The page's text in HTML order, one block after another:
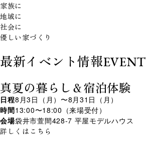
家族に
地域に
社会に
優しい家づくり
最新イベント情報EVENT
真夏の暮らし＆宿泊体験
日程8月3日（月）〜8月31日（月）
時間13:00〜18:00（来場受付）
会場袋井市萱間428-7 平屋モデルハウス
詳しくはこちら